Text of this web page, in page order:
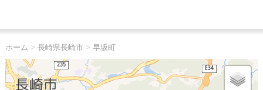
ホーム > 長崎県長崎市> 早坂町